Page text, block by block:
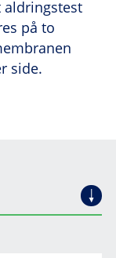
aldringstest
på to
side.